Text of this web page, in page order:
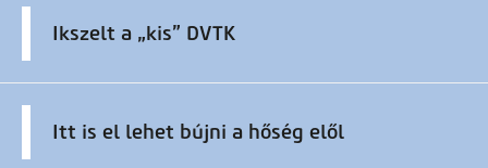
Ikszelt a „kis” DVTK
Itt is el lehet bújni a hőség elől